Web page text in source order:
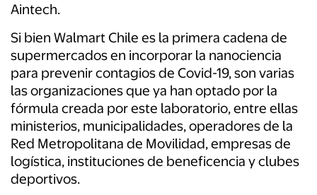
Aintech.
Si bien Walmart Chile es la primera cadena de
supermercados en incorporar la nanociencia
para prevenir contagios de Covid-19, son varias
las organizaciones que ya han optado por la
fórmula creada por este laboratorio, entre ellas
ministerios, municipalidades, operadores de la
Red Metropolitana de Movilidad, empresas de
logística, instituciones de beneficencia y clubes
deportivos.